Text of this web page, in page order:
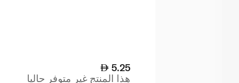
5.25
هذا المنتج غير متوفر حاليا